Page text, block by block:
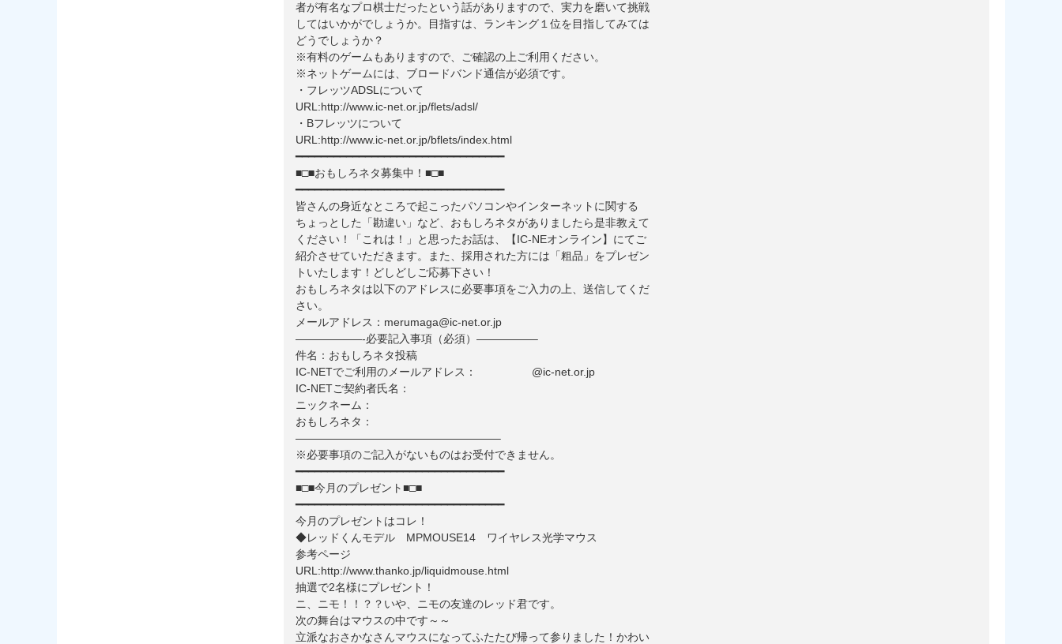
者が有名なプロ棋士だったという話がありますので、実力を磨いて挑戦
してはいかがでしょうか。目指すは、ランキング１位を目指してみては
どうでしょうか？
※有料のゲームもありますので、ご確認の上ご利用ください。
※ネットゲームには、ブロードバンド通信が必須です。
・フレッツADSLについて
URL:http://www.ic-net.or.jp/flets/adsl/
・Bフレッツについて
URL:http://www.ic-net.or.jp/bflets/index.html
━━━━━━━━━━━━━━━━━━━━━━━━━━━━━━━━━
■□■おもしろネタ募集中！■□■
━━━━━━━━━━━━━━━━━━━━━━━━━━━━━━━━━
皆さんの身近なところで起こったパソコンやインターネットに関する
ちょっとした「勘違い」など、おもしろネタがありましたら是非教えて
ください！「これは！」と思ったお話は、【IC-NEオンライン】にてご
紹介させていただきます。また、採用された方には「粗品」をプレゼン
トいたします！どしどしご応募下さい！
おもしろネタは以下のアドレスに必要事項をご入力の上、送信してくだ
さい。
メールアドレス：merumaga@ic-net.or.jp
——————-必要記入事項（必須）—————–
件名：おもしろネタ投稿
IC-NETでご利用のメールアドレス： @ic-net.or.jp
IC-NETご契約者氏名：
ニックネーム：
おもしろネタ：
——————————————————–
※必要事項のご記入がないものはお受付できません。
━━━━━━━━━━━━━━━━━━━━━━━━━━━━━━━━━
■□■今月のプレゼント■□■
━━━━━━━━━━━━━━━━━━━━━━━━━━━━━━━━━
今月のプレゼントはコレ！
◆レッドくんモデル MPMOUSE14 ワイヤレス光学マウス
参考ページ
URL:http://www.thanko.jp/liquidmouse.html
抽選で2名様にプレゼント！
ニ、ニモ！！？？いや、ニモの友達のレッド君です。
次の舞台はマウスの中です～～
立派なおさかなさんマウスになってふたたび帰って参りました！かわい